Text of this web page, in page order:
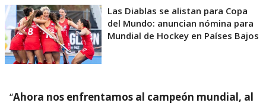
Las Diablas se alistan para Copa
del Mundo: anuncian nómina para
Mundial de Hockey en Países Bajos
“Ahora nos enfrentamos al campeón mundial, al